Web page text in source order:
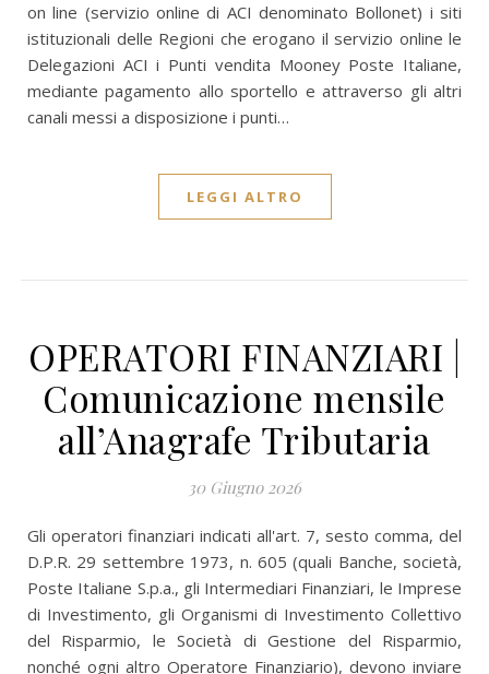
on line (servizio online di ACI denominato Bollonet) i siti
istituzionali delle Regioni che erogano il servizio online le
Delegazioni ACI i Punti vendita Mooney Poste Italiane,
mediante pagamento allo sportello e attraverso gli altri
canali messi a disposizione i punti…
LEGGI ALTRO
OPERATORI FINANZIARI |
Comunicazione mensile
all’Anagrafe Tributaria
30 Giugno 2026
Gli operatori finanziari indicati all'art. 7, sesto comma, del
D.P.R. 29 settembre 1973, n. 605 (quali Banche, società,
Poste Italiane S.p.a., gli Intermediari Finanziari, le Imprese
di Investimento, gli Organismi di Investimento Collettivo
del Risparmio, le Società di Gestione del Risparmio,
nonché ogni altro Operatore Finanziario), devono inviare